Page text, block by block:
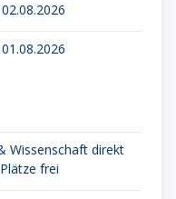
Wissenschaft direkt
frei